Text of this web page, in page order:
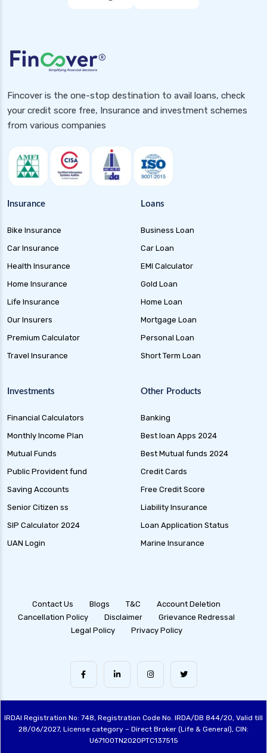
Fincover is the one-stop destination to avail loans, check
your credit score free, Insurance and investment schemes
from various companies
Insurance
Bike Insurance
Car Insurance
Health Insurance
Home Insurance
Life Insurance
Our Insurers
Premium Calculator
Travel Insurance
Loans
Business Loan
Car Loan
EMI Calculator
Gold Loan
Home Loan
Mortgage Loan
Personal Loan
Short Term Loan
Investments
Financial Calculators
Monthly Income Plan
Mutual Funds
Public Provident fund
Saving Accounts
Senior Citizen ss
SIP Calculator 2024
UAN Login
Other Products
Banking
Best loan Apps 2024
Best Mutual funds 2024
Credit Cards
Free Credit Score
Liability Insurance
Loan Application Status
Marine Insurance
Contact Us Blogs T&C
Account Deletion
Cancellation Policy
Disclaimer
Grievance Redressal
Legal Policy
Privacy Policy
IRDAI Registration No: 748, Registration Code No. IRDA/DB 844/20, Valid till
28/06/2027, License category – Direct Broker (Life & General), CIN:
U67100TN2020PTC137515